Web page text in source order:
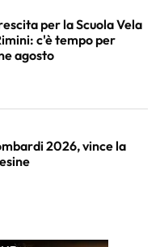
per la Scuola Vela
c'è tempo per
agosto
2026, vince la